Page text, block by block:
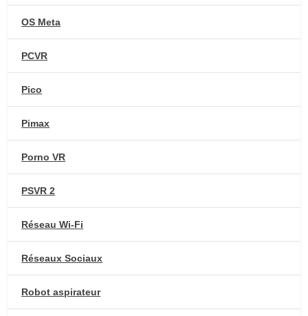
OS Meta
PCVR
Pico
Pimax
Porno VR
PSVR 2
Réseau Wi-Fi
Réseaux Sociaux
Robot aspirateur